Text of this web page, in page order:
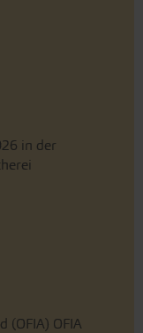
in der
(OFIA) OFIA